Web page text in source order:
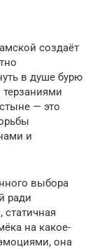
создаёт
в душе бурю
— это
и
выбора
ради
на какое-
она